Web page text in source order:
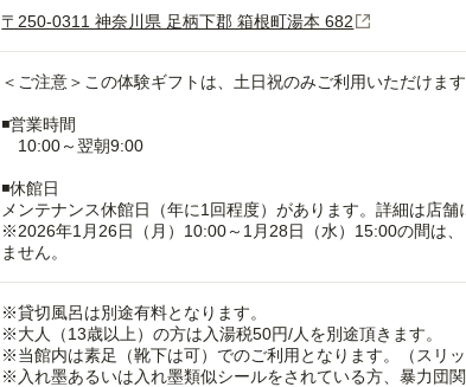
〒250-0311 神奈川県 足柄下郡 箱根町湯本 682
＜ご注意＞この体験ギフトは、土日祝のみご利用いただけます
◾️営業時間
10:00～翌朝9:00
◾️休館日
メンテナンス休館日（年に1回程度）があります。詳細は店舗
※2026年1月26日（月）10:00～1月28日（水）15:00の間は
ません。
※貸切風呂は別途有料となります。
※大人（13歳以上）の方は入湯税50円/人を別途頂きます。
※当館内は素足（靴下は可）でのご利用となります。（スリ
※入れ墨あるいは入れ墨類似シールをされている方、暴力団